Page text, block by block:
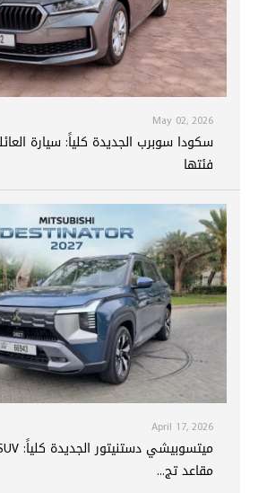
May 02, 2026
سكودا سوبرب الجديدة كلياً: سيارة
فئتها
April 17, 2026
مقاعد تج...